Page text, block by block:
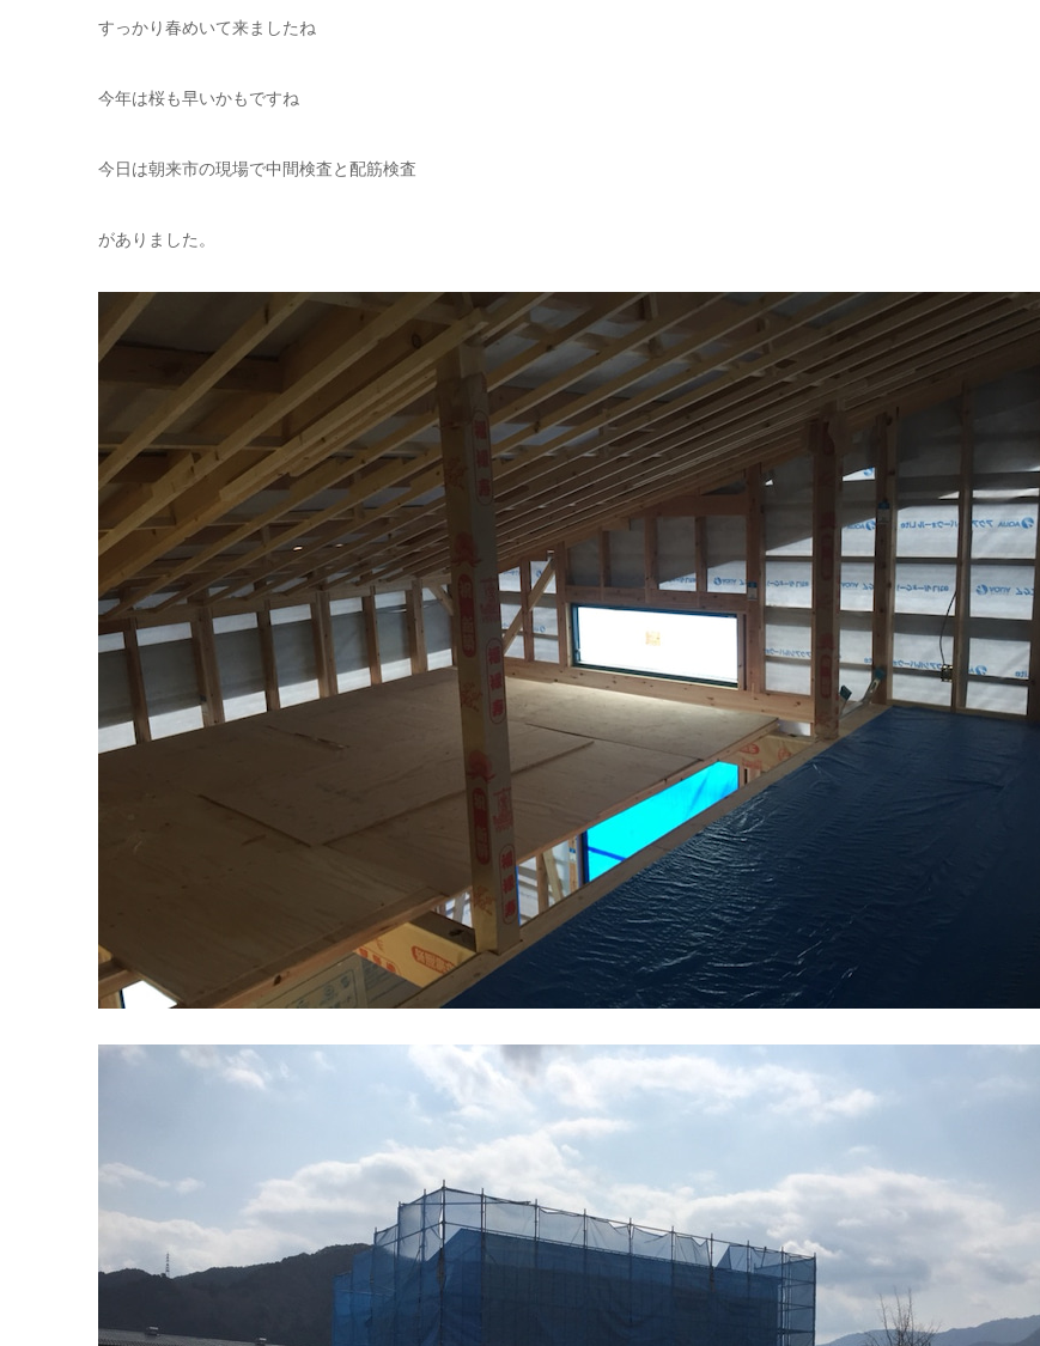
すっかり春めいて来ましたね
今年は桜も早いかもですね
今日は朝来市の現場で中間検査と配筋検査
がありました。